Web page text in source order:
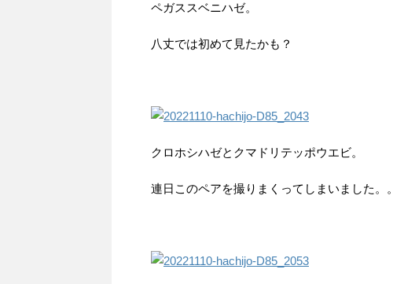
ペガススベニハゼ。
八丈では初めて見たかも？
クロホシハゼとクマドリテッポウエビ。
連日このペアを撮りまくってしまいました。。